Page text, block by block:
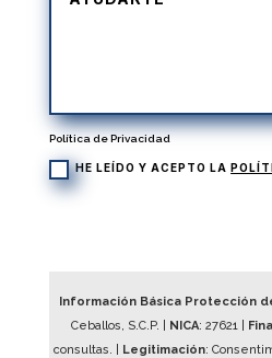
Política de Privacidad
HE LEÍDO Y ACEPTO LA
Información Básica Protección
Ceballos, S.C.P. |
NICA: 27621|
consultas. |
Legitimación: